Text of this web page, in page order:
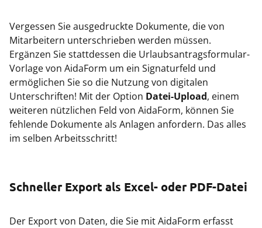
Vergessen Sie ausgedruckte Dokumente, die von
Mitarbeitern unterschrieben werden müssen.
Ergänzen Sie stattdessen die Urlaubsantragsformular-
Vorlage von AidaForm um ein Signaturfeld und
ermöglichen Sie so die Nutzung von digitalen
Unterschriften! Mit der Option Datei-Upload, einem
weiteren nützlichen Feld von AidaForm, können Sie
fehlende Dokumente als Anlagen anfordern. Das alles
im selben Arbeitsschritt!
Schneller Export als Excel- oder PDF-Datei
Der Export von Daten, die Sie mit AidaForm erfasst